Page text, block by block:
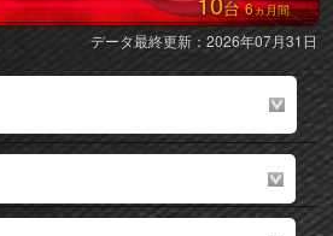
台6ヵ月間
データ最終更新：2026年07月31日